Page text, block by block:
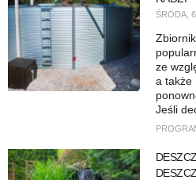
ŚRODA,
ze
a także
Jeśli